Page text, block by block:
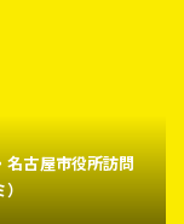
名古屋市役所訪問